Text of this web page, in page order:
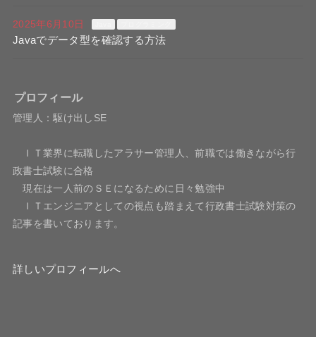
2025年6月10日
Javaでデータ型を確認する方法
プロフィール
管理人：駆け出しSE
ＩＴ業界に転職したアラサー管理人、前職では働きながら行
政書士試験に合格
現在は一人前のＳＥになるために日々勉強中
ＩＴエンジニアとしての視点も踏まえて行政書士試験対策の
記事を書いております。
詳しいプロフィールへ